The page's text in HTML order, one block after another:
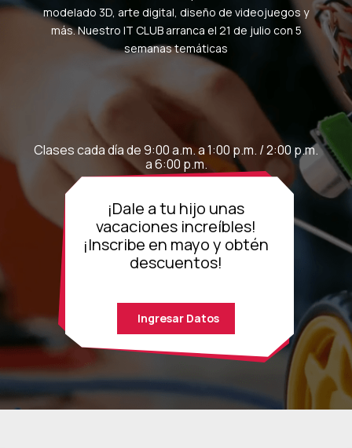
modelado 3D, arte digital, diseño de videojuegos y
más. Nuestro IT CLUB arranca el 21 de julio con 5
semanas temáticas
Clases cada día de 9:00 a.m. a 1:00 p.m. / 2:00 p.m.
a 6:00 p.m.
¡Dale a tu hijo unas
vacaciones increíbles!
¡Inscribe en mayo y obtén
descuentos!
Ingresar Datos